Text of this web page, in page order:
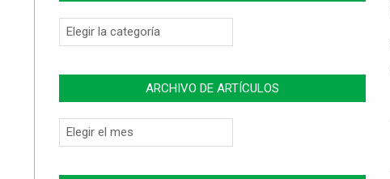
Categorías
de
ARCHIVO DE ARTÍCULOS
Archivo
de